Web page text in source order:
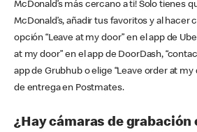
McDonald’s más cercano a ti! Solo tienes
McDonald’s, añadir tus favoritos y al hacer
opción “Leave at my door” en el app de
at my door” en el app de DoorDash,
app de Grubhub o elige “Leave order at
de entrega en Postmates.
¿Hay cámaras de grabación